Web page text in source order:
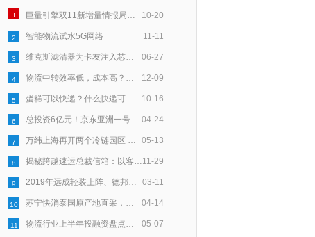
10-20
1 巨量引擎双11新增量情报局｜以「货」为核，多效并举让新品打爆更高效
11-11
2 智能物流试水5G网络
06-27
3 维克斯滤清器为卡友注入芯力量，爱心大派送全国盛启
12-09
4 物流中转效率低，成本高？跨越速运以科技赋能，助力产业升级
10-16
5 蛋糕可以快递？什么快递可以寄蛋糕？
04-24
6 总投资6亿元！京东亚洲一号鹤壁浚县物流园基建已完成50％
05-13
7 万纬上海再开两个冷链园区 守护舌尖上的食品安全
11-29
8 揭秘跨越速运总裁信箱：以客户为中心，五年收信6万封
03-11
9 2019年远成轻装上阵、德邦进军大件、安能要“活下去”
04-14
10 苏宁快消泰国原产地直采，智慧物流助力72小时速达
05-07
11 物流行业上半年投融资盘点：100亿资金一半入零担，一半向技术